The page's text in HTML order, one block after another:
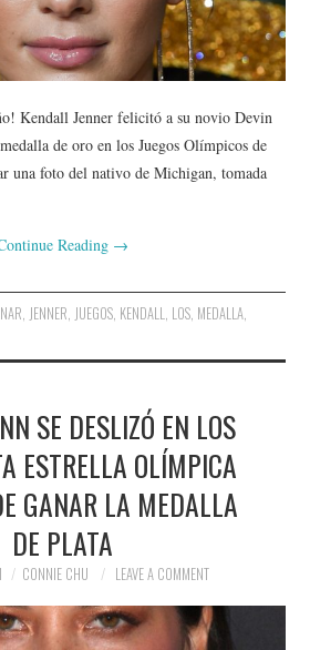
Kendall Jenner felicitó a su novio Devin
de oro en los Juegos Olímpicos de
una foto del nativo de Michigan, tomada
Reading →
, JENNER, JUEGOS, KENDALL, LOS, MEDALLA,
SE DESLIZÓ EN LOS
ESTRELLA OLÍMPICA
GANAR LA MEDALLA
DE PLATA
CONNIE CHU LEAVE A COMMENT